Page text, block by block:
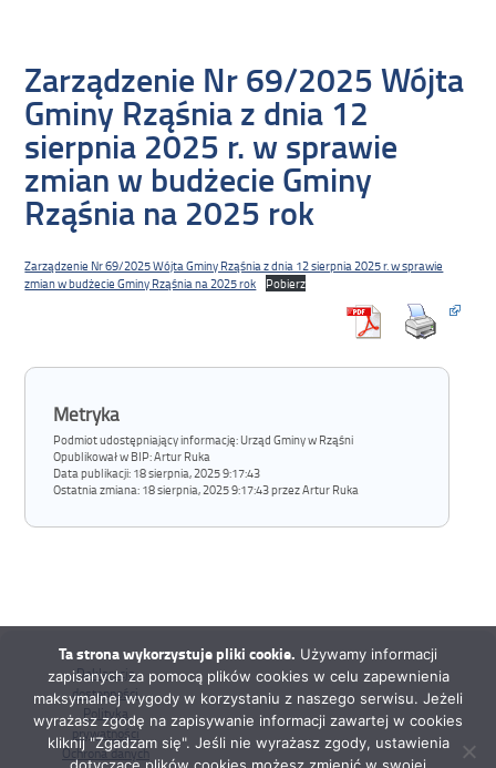
Zarządzenie Nr 69/2025 Wójta
Gminy Rząśnia z dnia 12
sierpnia 2025 r. w sprawie
zmian w budżecie Gminy
Rząśnia na 2025 rok
Zarządzenie Nr 69/2025 Wójta Gminy Rząśnia z dnia 12 sierpnia 2025 r. w sprawie
zmian w budżecie Gminy Rząśnia na 2025 rok
Pobierz
Metryka
Podmiot udostępniający informację: Urząd Gminy w Rząśni
Opublikował w BIP:Artur Ruka
Data publikacji: 18 sierpnia, 2025 9:17:43
Ostatnia zmiana: 18 sierpnia, 2025 9:17:43 przez Artur Ruka
Deklaracja
dostępności
Polityka
prywatności
Ochrona danych
Ta strona wykorzystuje pliki cookie. Używamy informacji
zapisanych za pomocą plików cookies w celu zapewnienia
maksymalnej wygody w korzystaniu z naszego serwisu. Jeżeli
wyrażasz zgodę na zapisywanie informacji zawartej w cookies
kliknij "Zgadzam się". Jeśli nie wyrażasz zgody, ustawienia